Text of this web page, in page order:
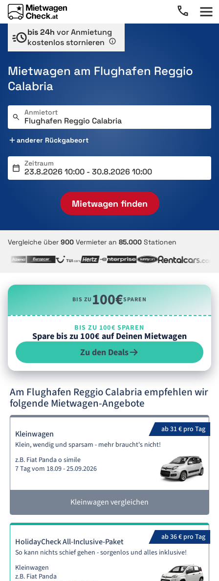
bis 24h vor Anmietung
kostenlos stornieren
Mietwagen am Flughafen Reggio
Calabria
Anmietort
anderer Rückgabeort
Zeitraum
Mietwagen finden
Vergleiche über 900 Vermieter an 85.000 Stationen
BIS ZU100€SPAREN
BIS ZU 100€ SPAREN
Spare bis zu 100€ auf Deinen Mietwagen
Zu den Deals
Am Flughafen Reggio Calabria empfehlen wir
folgende Mietwagen-Angebote
ab 31 € pro Tag
Kleinwagen
Klein, wendig und sparsam - mehr braucht's nicht!
z.B. Fiat Panda o simile
7 Tag vom 18.09 - 25.09.2026
Kleinwagen vergleichen
ab 36 € pro Tag
HolidayCheck All-Inclusive-Paket
So kann nichts schief gehen - sorgenlos und alles inklusive!
Kleinwagen
z.B. Fiat Panda